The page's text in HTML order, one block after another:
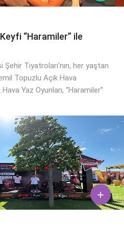
“Haramiler” ile
Tiyatroları’nın, her yaştan
Topuzlu Açık Hava
Yaz Oyunları, “Haramiler”
